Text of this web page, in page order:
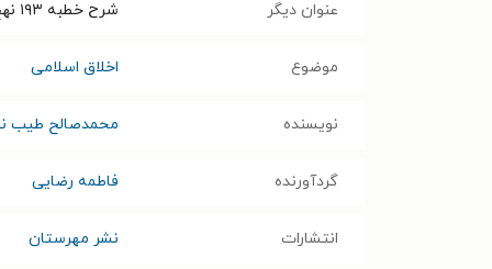
عنوان دیگر شرح خطبه ۱۹۳ نهج البلاغه (خطبه متقین)
موضوع اخلاق اسلامی
نویسنده محمدصالح طیب
گردآورنده فاطمه رضایی
انتشارات نشر مهرستان